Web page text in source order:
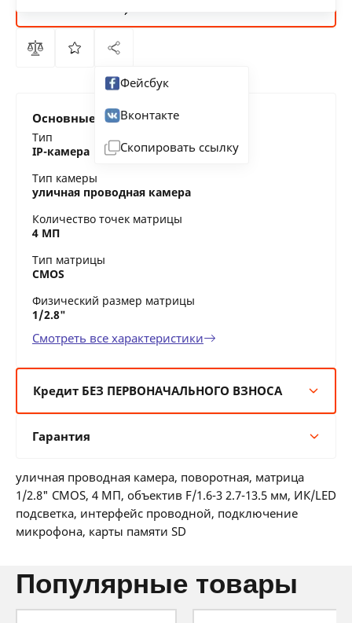
Фейсбук
Вконтакте
Скопировать ссылку
Основные характеристики
Тип
IP-камера
Тип камеры
уличная проводная камера
Количество точек матрицы
4 МП
Тип матрицы
CMOS
Физический размер матрицы
1/2.8"
Смотреть все характеристики
Кредит БЕЗ ПЕРВОНАЧАЛЬНОГО ВЗНОСА
12 мес:85 BYN/мес
36 мес:34 BYN/мес
Гарантия
36 месяцев официальной гарантии от
производителя
уличная проводная камера, поворотная, матрица
1/2.8" CMOS, 4 МП, объектив F/1.6-3 2.7-13.5 мм, ИК/LED
подсветка, интерфейс проводной, подключение
микрофона, карты памяти SD
популярные товары